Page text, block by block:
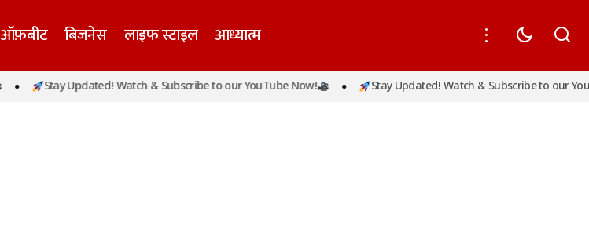
ऑफ़बीट बिजनेस लाइफ स्टाइल आध्यात्म
Stay Updated! Watch & Subscribe to our YouTube Now! Stay Updated! Watch & Subscribe to our